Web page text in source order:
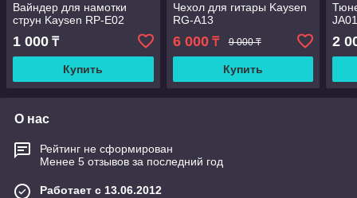
Вайндер для намотки
струн Kaysen RP-E02
1 000 ₸
Купить
Чехол для гитары Kaysen
RG-A13
6 000₸ 9 000 ₸
Купить
2
О нас
Рейтинг не сформирован
Менее 5 отзывов за последний год
Работает с 13.06.2012